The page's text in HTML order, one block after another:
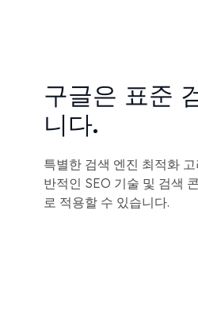
구글은 표준
니다.
특별한 검색 엔진 최적화
반적인 SEO 기술 및 검색
로 적용할 수 있습니다.